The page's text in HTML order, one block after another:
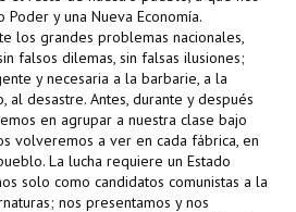
y una Nueva Economía.
los grandes problemas nacionales,
falsos dilemas, sin falsas ilusiones;
y necesaria a la barbarie, a la
al desastre. Antes, durante y después
en agrupar a nuestra clase bajo
volveremos a ver en cada fábrica, en
La lucha requiere un Estado
solo como candidatos comunistas a la
nos presentamos y nos